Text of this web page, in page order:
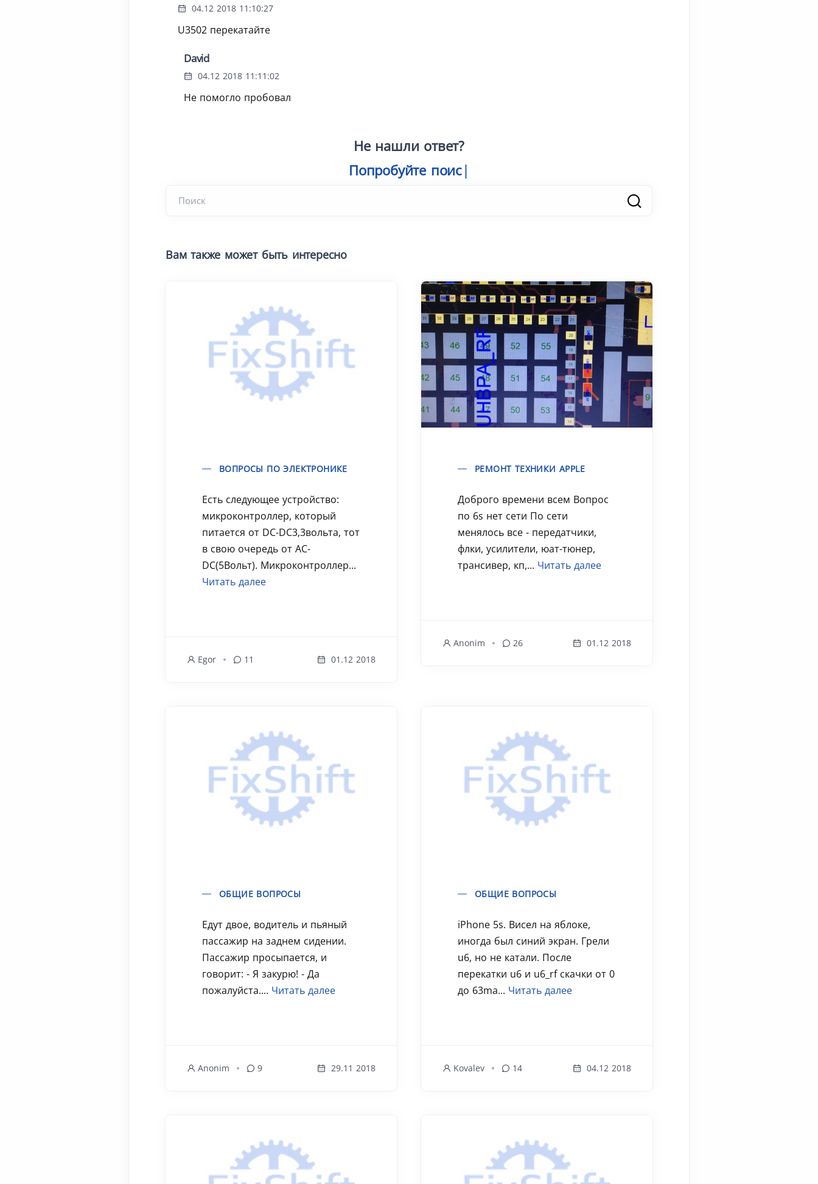
04.12 2018 11:10:27
U3502 перекатайте
David
04.12 2018 11:11:02
Не помогло пробовал
Не нашли ответ?
Попробуйте поиск
Вам также может быть интересно
ВОПРОСЫ ПО ЭЛЕКТРОНИКЕ
Есть следующее устройство:
микроконтроллер, который
питается от DC-DC3,3вольта, тот
в свою очередь от AC-
DC(5Вольт). Микроконтроллер...
Читать далее
Egor 11 01.12 2018
РЕМОНТ ТЕХНИКИ APPLE
Доброго времени всем Вопрос
по 6s нет сети По сети
менялось все - передатчики,
флки, усилители, юат-тюнер,
трансивер, кп,... Читать далее
Anonim 26 01.12 2018
ОБЩИЕ ВОПРОСЫ
Едут двое, водитель и пьяный
пассажир на заднем сидении.
Пассажир просыпается, и
говорит: - Я закурю! - Да
пожалуйста.... Читать далее
Anonim 9 29.11 2018
ОБЩИЕ ВОПРОСЫ
iPhone 5s. Висел на яблоке,
иногда был синий экран. Грели
u6, но не катали. После
перекатки u6 и u6_rf скачки от 0
до 63ma... Читать далее
Kovalev 14 04.12 2018